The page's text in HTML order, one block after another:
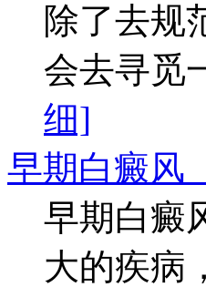
除了去规
会去寻觅
细]
早期白癜风
早期白癜
大的疾病